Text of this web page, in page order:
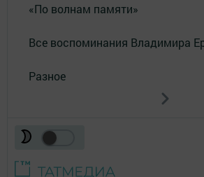
«По волнам памяти»
Все воспоминания Владимира
Разное